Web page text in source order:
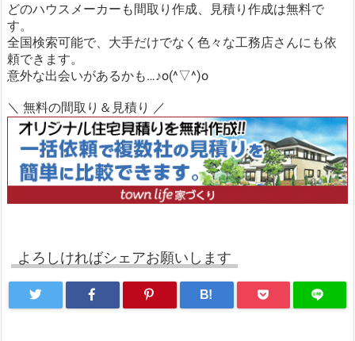
どのハウスメーカーも間取り作成、見積り作成は無料で
す。
全国検索可能で、大手だけでなく色々な工務店さんにも依
頼できます。
意外な出会いがあるかも…♪o(^▽^)o
＼ 無料の間取り＆見積り ／
よろしければシェアお願いします
B!